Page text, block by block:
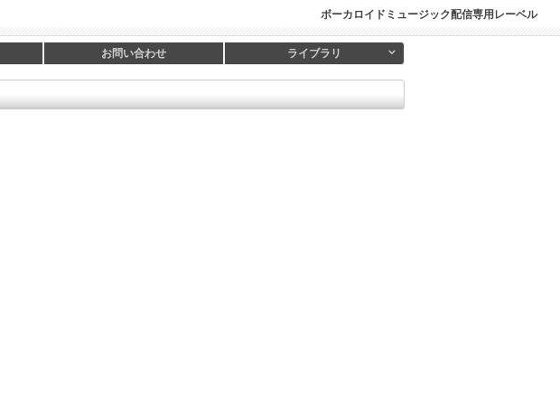
ボーカロイドミュージック配信専用レーベル
お問い合わせ ライブラリ